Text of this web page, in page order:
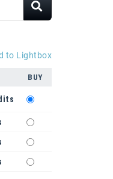
to Lightbox
BUY